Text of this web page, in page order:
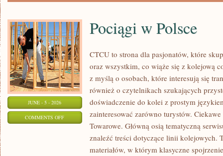
JUNE - 5 - 2026
COMMENTS OFFON
Pociągi w Polsce
CTCU to strona dla pasjonatów, które
oraz wszystkim, co wiąże się z kolejową
z myślą o osobach, które interesują się
również o czytelnikach szukających
doświadczenie do kolei z prostym
zainteresować zarówno turystów.
Towarowe. Główną osią tematyczną
znaleźć treści dotyczące linii kolejowych.
materiałów, w którym klasyczne